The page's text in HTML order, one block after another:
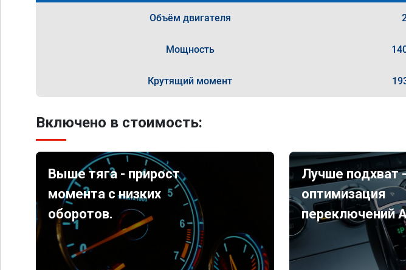
Объём двигателя
Мощность
Крутящий момент
Включено в стоимость:
Выше тяга - прирост
момента с низких
оборотов.
Лучше подхват
оптимизация
переключений